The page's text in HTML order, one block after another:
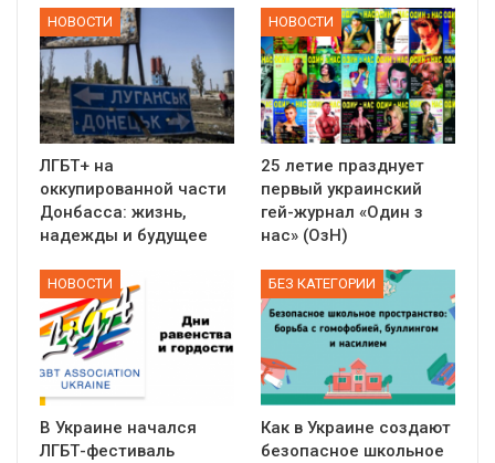
НОВОСТИ
ЛГБТ+ на
оккупированной части
Донбасса: жизнь,
надежды и будущее
НОВОСТИ
25 летие празднует
первый украинский
гей-журнал «Один з
нас» (ОзН)
НОВОСТИ
В Украине начался
ЛГБТ-фестиваль
БЕЗ КАТЕГОРИИ
Как в Украине создают
безопасное школьное